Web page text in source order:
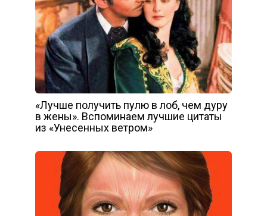
«Лучше получить пулю в лоб, чем дуру
в жены». Вспоминаем лучшие цитаты
из «Унесенных ветром»